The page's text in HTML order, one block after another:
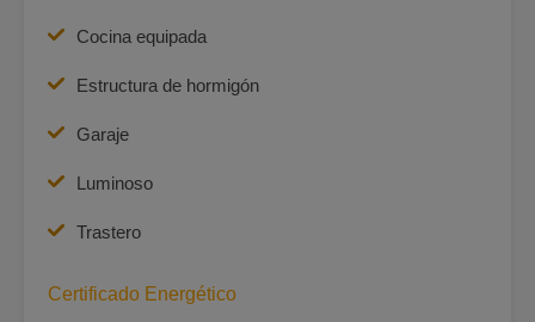
Cocina equipada
Estructura de hormigón
Garaje
Luminoso
Trastero
Certificado Energético